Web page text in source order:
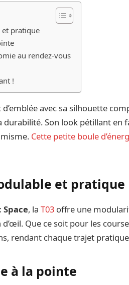
pratique
au rendez-vous
!
avec sa silhouette
Son look pétillant en
Cette petite boule
et pratique
Space, laT03 offre une
d’œil. Que ce soit pour les
rendant chaque trajet
à la pointe